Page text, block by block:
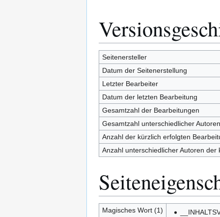
Seitenersteller
Datum der Seitenerstellung
Letzter Bearbeiter
Datum der letzten Bearbeitung
Gesamtzahl der Bearbeitungen
Gesamtzahl unterschiedlicher Autoren
Anzahl der kürzlich erfolgten
Anzahl unterschiedlicher Autoren
Magisches Wort (1)